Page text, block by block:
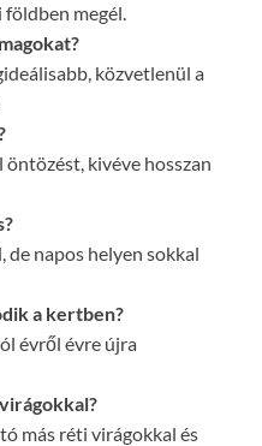
megél.
közvetlenül a
kivéve hosszan
de napos helyen sokkal
a kertben?
évről évre újra
más réti virágokkal és